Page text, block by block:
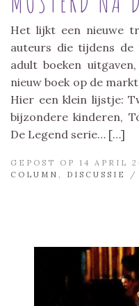
Het lijkt een nieuwe
auteurs die tijdens de
adult boeken
nieuw boek op de
Hier een klein lijstje:
bijzondere kinderen,
De Legend serie… […]
GEPOST OP 14 APRIL
COLUMN
DISCUSSIE /